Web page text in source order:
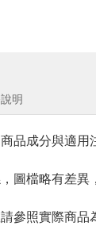
明
品成分與適用
圖檔略有差異
參照實際商品